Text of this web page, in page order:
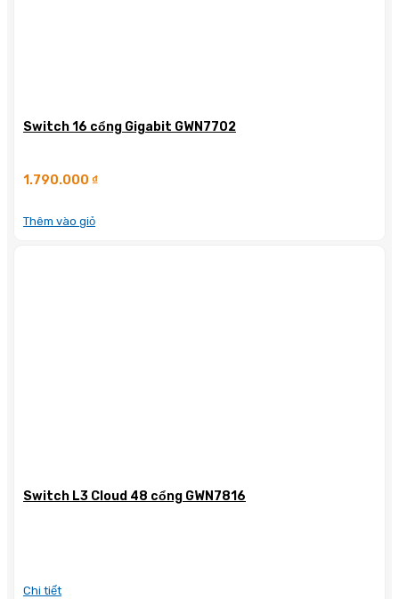
Switch 16 cổng Gigabit GWN7702
1.790.000 ₫
Thêm vào giỏ
Switch L3 Cloud 48 cổng GWN7816
Chi tiết